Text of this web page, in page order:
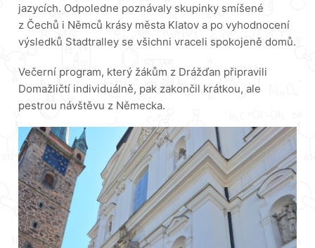
jazycích. Odpoledne poznávaly skupinky smíšené
z Čechů i Němců krásy města Klatov a po vyhodnocení
výsledků Stadtralley se všichni vraceli spokojeně domů.
Večerní program, který žákům z Drážďan připravili
Domažličtí individuálně, pak zakončil krátkou, ale
pestrou návštěvu z Německa.